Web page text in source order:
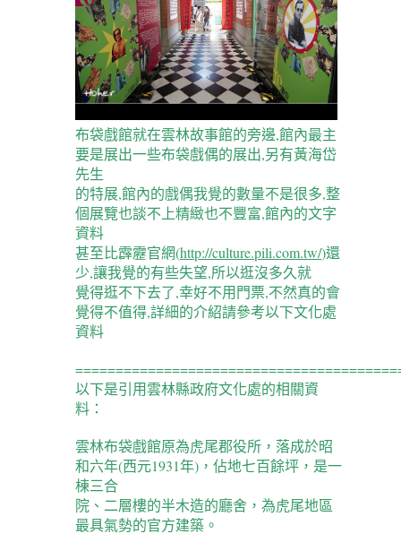
布袋戲館就在雲林故事館的旁邊,館內最主
要是展出一些布袋戲偶的展出,另有黃海岱
先生
的特展,館內的戲偶我覺的數量不是很多,整
個展覽也談不上精緻也不豐富,館內的文字
資料
甚至比霹靂官網(http://culture.pili.com.tw/)還
少,讓我覺的有些失望,所以逛沒多久就
覺得逛不下去了,幸好不用門票,不然真的會
覺得不值得,詳細的介紹請參考以下文化處
資料
以下是引用雲林縣政府文化處的相關資
料：
雲林布袋戲館原為虎尾郡役所，落成於昭
和六年(西元1931年)，佔地七百餘坪，是一
棟三合
院、二層樓的半木造的廳舍，為虎尾地區
最具氣勢的官方建築。